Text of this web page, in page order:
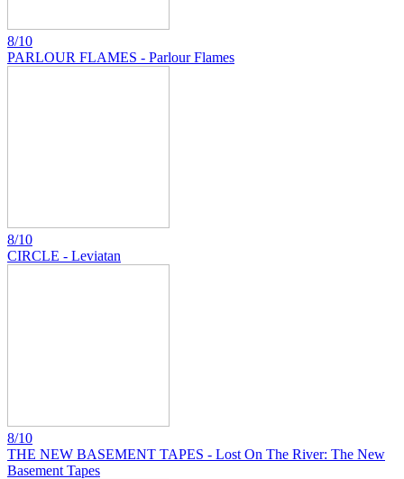
8/10
PARLOUR FLAMES - Parlour Flames
8/10
CIRCLE - Leviatan
8/10
THE NEW BASEMENT TAPES - Lost On The River: The New
Basement Tapes